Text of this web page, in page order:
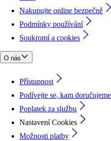
Nakupujte online bezpečně
Podmínky používání
Soukromí a cookies
O nás
Přístupnost
Podívejte se, kam doručujeme
Poplatek za službu
Nastavení Cookies
Možnosti platby